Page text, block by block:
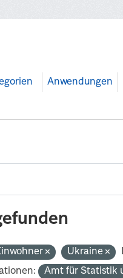
Anwendungen
Ukraine
Amt für Statistik